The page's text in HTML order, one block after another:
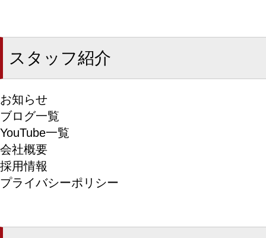
スタッフ紹介
お知らせ
ブログ一覧
YouTube一覧
会社概要
採用情報
プライバシーポリシー